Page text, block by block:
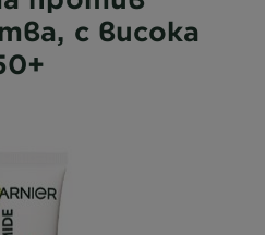
с висока